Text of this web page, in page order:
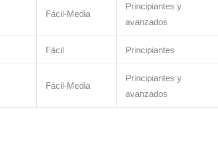
Fácil-Media
Principiantes y
avanzados
Fácil Principiantes
Fácil-Media
Principiantes y
avanzados